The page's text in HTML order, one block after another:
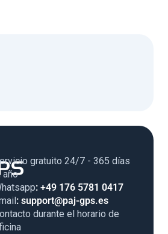
gratuito 24/7 - 365 días
año
: +49 176 5781 0417
: support@paj-gps.es
durante el horario de